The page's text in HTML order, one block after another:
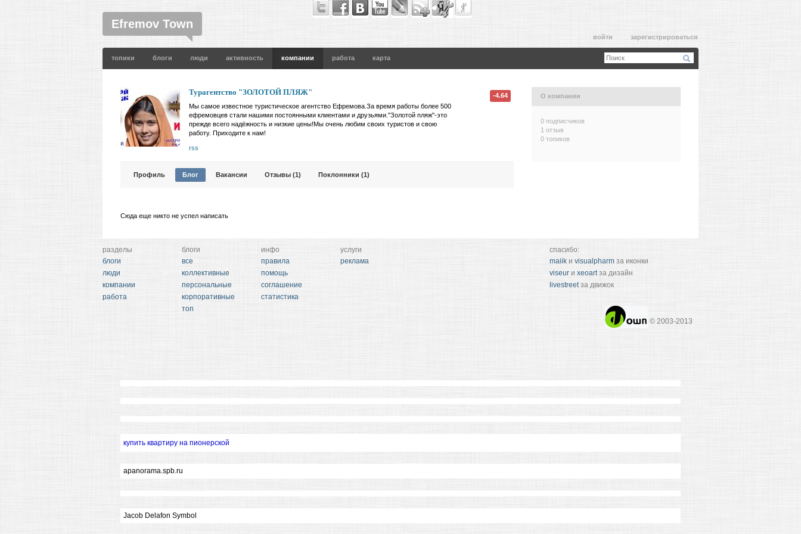
Efremov Town
войти зарегистрироваться
топики блоги люди активность компании работа карта
-4.64
Турагентство "ЗОЛОТОЙ ПЛЯЖ"
Мы самое известное туристическое агентство Ефремова.За время работы более 500
ефремовцев стали нашими постоянными клиентами и друзьями."Золотой пляж"-это
прежде всего надёжность и низкие цены!Мы очень любим своих туристов и свою
работу. Приходите к нам!
rss
Профиль Блог Вакансии Отзывы (1) Поклонники (1)
Сюда еще никто не успел написать
О компании
0 подписчиков
1 отзыв
0 топиков
спасибо:
maiik и visualpharm за иконки
viseur и xeoartза дизайн
livestreetза движок
© 2003-2013
разделы
блоги
люди
компании
работа
блоги
все
коллективные
персональные
корпоративные
топ
инфо
правила
помощь
соглашение
статистика
услуги
реклама
купить квартиру на пионерской
apanorama.spb.ru
Jacob Delafon Symbol